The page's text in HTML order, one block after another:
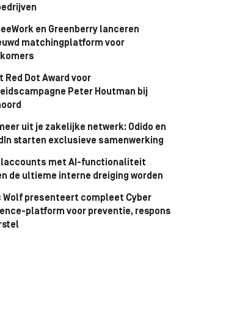
en Greenberry lanceren
matchingplatform voor
Red Dot Award voor
Peter Houtman bij
uit je zakelijke netwerk: Odido en
starten exclusieve samenwerking
met AI-functionaliteit
de ultieme interne dreiging worden
Wolf presenteert compleet Cyber
platform voor preventie, respons